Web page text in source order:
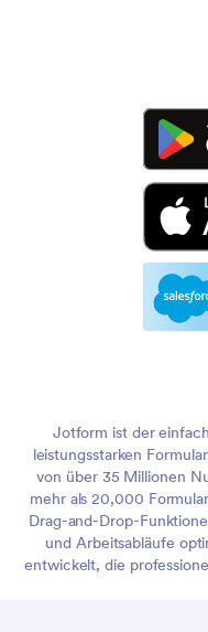
Jotform ist der
leistungsstarken
von über 35 Millionen
mehr als 20,000
Drag-and-Drop-
und Arbeitsabläufe
entwickelt, die